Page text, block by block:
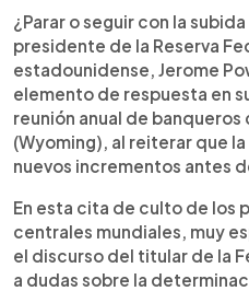
Escuchar artículo
¿Parar o seguir con la
presidente de la Reserva
estadounidense, Jerome
elemento de respuesta en
reunión anual de
(Wyoming), al reiterar que
nuevos incrementos antes
En esta cita de culto de los
centrales mundiales, muy
el discurso del titular de la
a dudas sobre la